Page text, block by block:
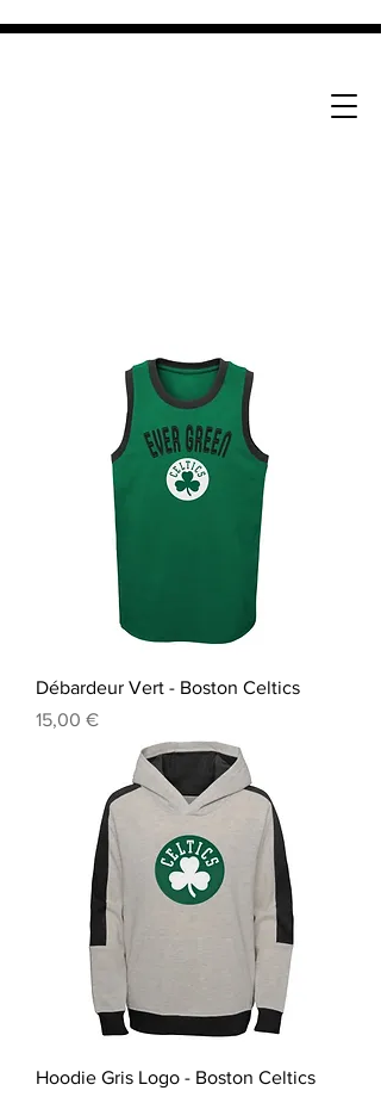
Débardeur Vert - Boston Celtics
Prix
15,00 €
Hoodie Gris Logo - Boston Celtics